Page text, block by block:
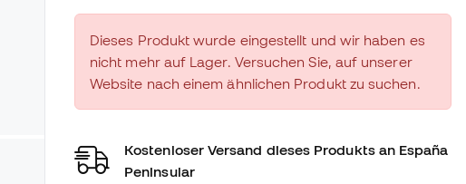
Dieses Produkt wurde eingestellt und wir haben es
nicht mehr auf Lager. Versuchen Sie, auf unserer
Website nach einem ähnlichen Produkt zu suchen.
Kostenloser Versand dieses Produkts an España
Peninsular